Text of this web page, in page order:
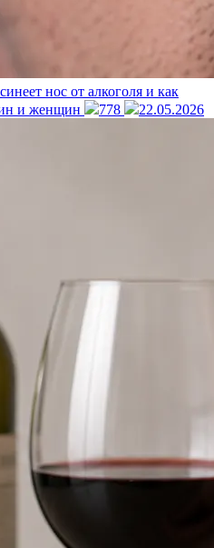
нос от алкоголя и как
и женщин
778 22.05.2026